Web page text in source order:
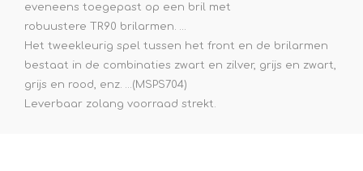
eveneens toegepast op een bril met
robuustere TR90 brilarmen. …
Het tweekleurig spel tussen het front en de brilarmen
bestaat in de combinaties zwart en zilver, grijs en zwart,
grijs en rood, enz. …(MSPS704)
Leverbaar zolang voorraad strekt.